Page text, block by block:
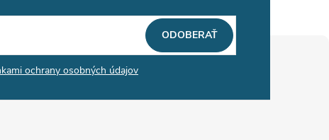
ochrany osobných údajov
ODOBERAŤ